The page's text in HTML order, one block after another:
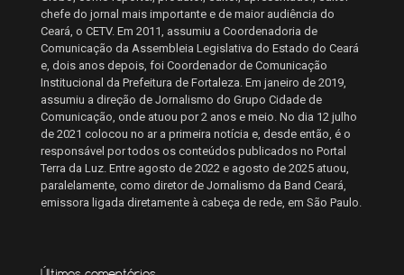
chefe do jornal mais importante e de maior audiência do
Ceará, o CETV. Em 2011, assumiu a Coordenadoria de
Comunicação da Assembleia Legislativa do Estado do Ceará
e, dois anos depois, foi Coordenador de Comunicação
Institucional da Prefeitura de Fortaleza. Em janeiro de 2019,
assumiu a direção de Jornalismo do Grupo Cidade de
Comunicação, onde atuou por 2 anos e meio. No dia 12 julho
de 2021 colocou no ar a primeira notícia e, desde então, é o
responsável por todos os conteúdos publicados no Portal
Terra da Luz. Entre agosto de 2022 e agosto de 2025 atuou,
paralelamente, como diretor de Jornalismo da Band Ceará,
emissora ligada diretamente à cabeça de rede, em São Paulo.